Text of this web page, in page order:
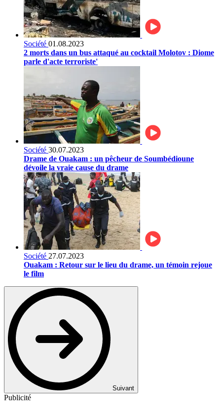
Société 01.08.2023
2 morts dans un bus attaqué au cocktail Molotov : Diome
parle d'acte terroriste'
Société 30.07.2023
Drame de Ouakam : un pêcheur de Soumbédioune
dévoile la vraie cause du drame
Société 27.07.2023
Ouakam : Retour sur le lieu du drame, un témoin rejoue
le film
Suivant
Publicité